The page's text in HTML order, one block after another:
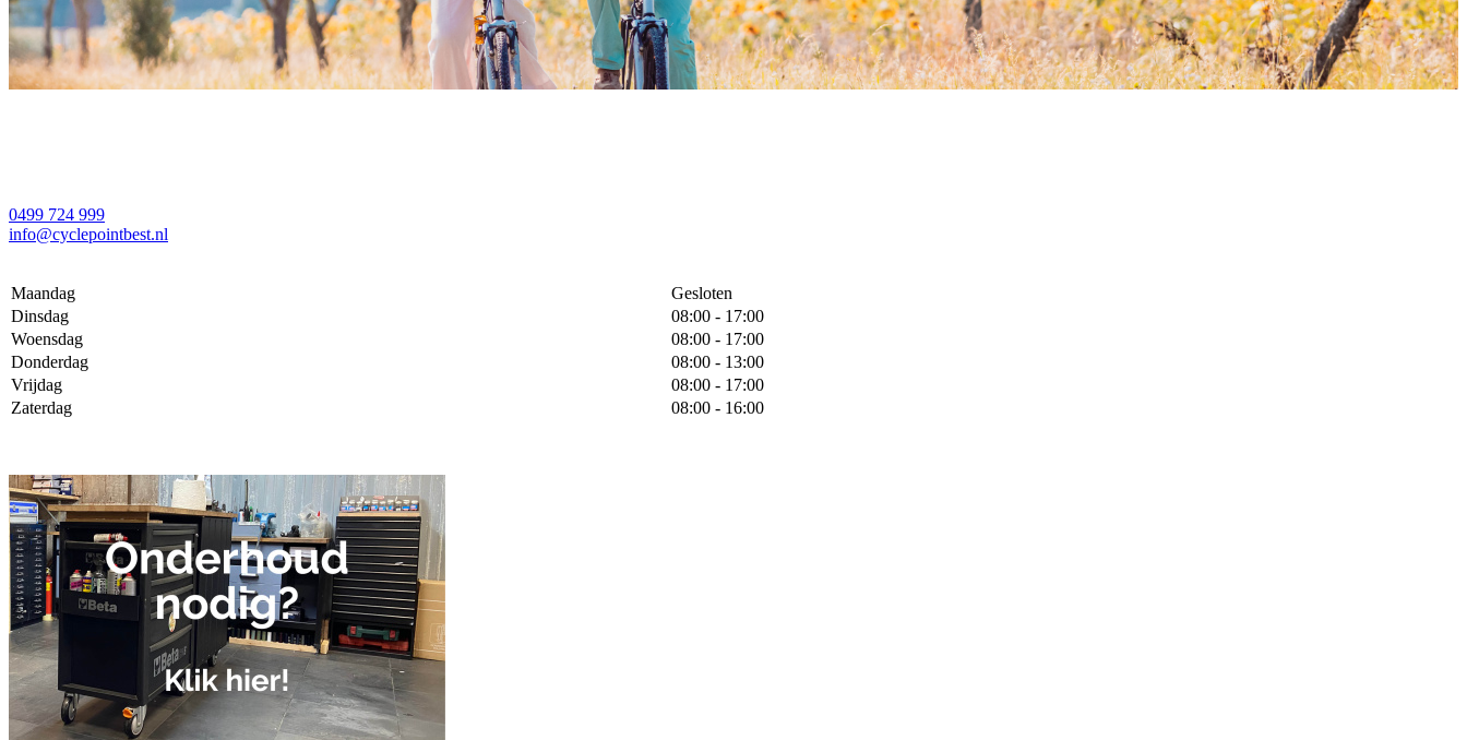
0499 724 999
info@cyclepointbest.nl
Maandag
Gesloten
Dinsdag
08:00 - 17:00
Woensdag
08:00 - 17:00
Donderdag
08:00 - 13:00
Vrijdag
08:00 - 17:00
Zaterdag
08:00 - 16:00